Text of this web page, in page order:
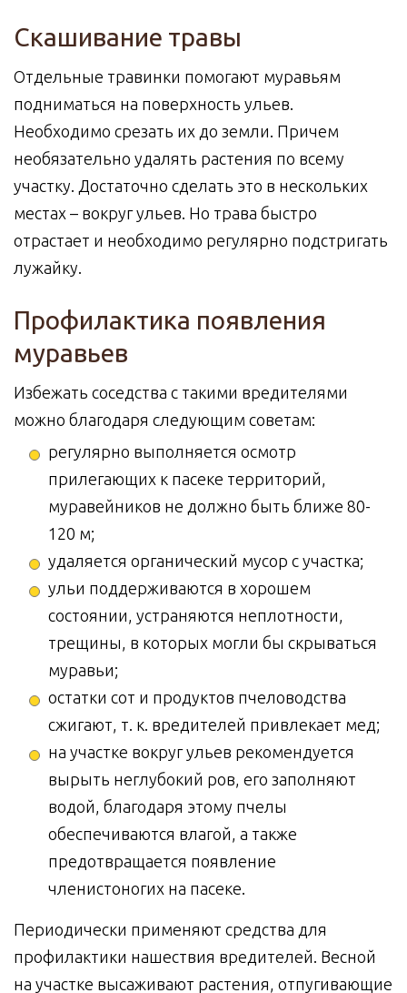
Скашивание травы
Отдельные травинки помогают муравьям
подниматься на поверхность ульев.
Необходимо срезать их до земли. Причем
необязательно удалять растения по всему
участку. Достаточно сделать это в нескольких
местах – вокруг ульев. Но трава быстро
отрастает и необходимо регулярно подстригать
лужайку.
Профилактика появления
муравьев
Избежать соседства с такими вредителями
можно благодаря следующим советам:
регулярно выполняется осмотр
прилегающих к пасеке территорий,
муравейников не должно быть ближе 80-
120 м;
удаляется органический мусор с участка;
ульи поддерживаются в хорошем
состоянии, устраняются неплотности,
трещины, в которых могли бы скрываться
муравьи;
остатки сот и продуктов пчеловодства
сжигают, т. к. вредителей привлекает мед;
на участке вокруг ульев рекомендуется
вырыть неглубокий ров, его заполняют
водой, благодаря этому пчелы
обеспечиваются влагой, а также
предотвращается появление
членистоногих на пасеке.
Периодически применяют средства для
профилактики нашествия вредителей. Весной
на участке высаживают растения, отпугивающие